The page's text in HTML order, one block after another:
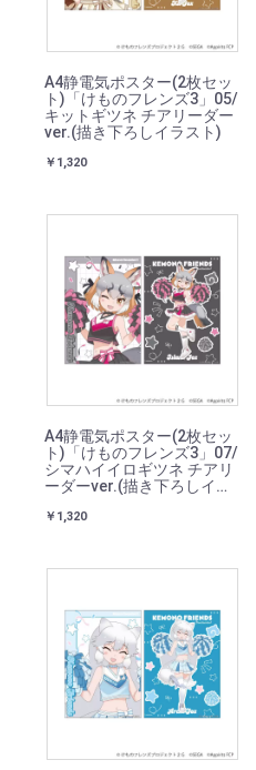
A4静電気ポスター(2枚セッ
ト)「けものフレンズ3」05/
キットギツネ チアリーダー
ver.(描き下ろしイラスト)
￥1,320
A4静電気ポスター(2枚セッ
ト)「けものフレンズ3」07/
シマハイイロギツネ チアリ
ーダーver.(描き下ろしイラ
￥1,320